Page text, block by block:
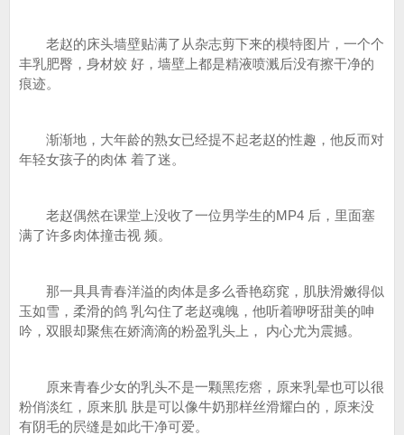
老赵的床头墙壁贴满了从杂志剪下来的模特图片，一个个
丰乳肥臀，身材姣 好，墙壁上都是精液喷溅后没有擦干净的
痕迹。
渐渐地，大年龄的熟女已经提不起老赵的性趣，他反而对
年轻女孩子的肉体 着了迷。
老赵偶然在课堂上没收了一位男学生的MP4 后，里面塞
满了许多肉体撞击视 频。
那一具具青春洋溢的肉体是多么香艳窈窕，肌肤滑嫩得似
玉如雪，柔滑的鸽 乳勾住了老赵魂魄，他听着咿呀甜美的呻
吟，双眼却聚焦在娇滴滴的粉盈乳头上， 内心尤为震撼。
原来青春少女的乳头不是一颗黑疙瘩，原来乳晕也可以很
粉俏淡红，原来肌 肤是可以像牛奶那样丝滑耀白的，原来没
有阴毛的屄缝是如此干净可爱。